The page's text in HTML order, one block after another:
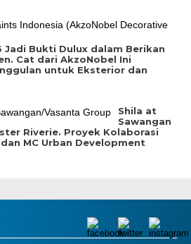
Jadi Bukti Dulux dalam Berikan
Cat dari AkzoNobel Ini
untuk Eksterior dan
Shila at
Sawangan
Riverie. Proyek Kolaborasi
MC Urban Development